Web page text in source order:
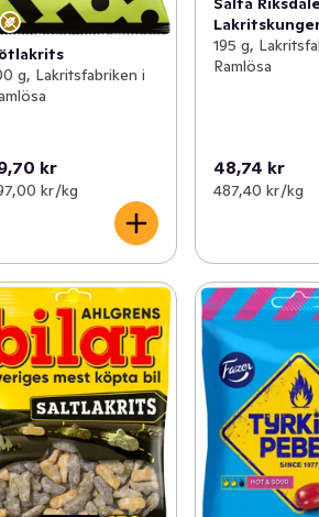
g, Lakritsfabriken i
kr
kr /kg
195 g,
Ramlösa
48,74 kr
487,40 kr /kg